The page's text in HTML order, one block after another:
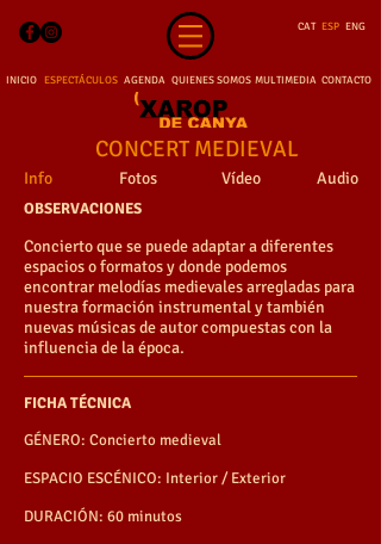
CAT ESP ENG
INICIO ESPECTÁCULOS AGENDA QUIENES SOMOS MULTIMEDIA CONTACTO
CONCERT MEDIEVAL
Info Fotos Vídeo Audio
OBSERVACIONES
Concierto que se puede adaptar a diferentes
espacios o formatos y donde podemos
encontrar melodías medievales arregladas para
nuestra formación instrumental y también
nuevas músicas de autor compuestas con la
influencia de la época.
FICHA TÉCNICA
GÉNERO: Concierto medieval
ESPACIO ESCÉNICO: Interior / Exterior
DURACIÓN: 60 minutos